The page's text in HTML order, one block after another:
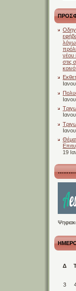
λόγω
νέου
στις
19
Δ
3